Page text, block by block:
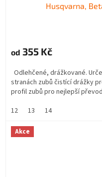
Husqvarna,
od 355 Kč
Odlehčené, drážkované.
stranách zubů čistící drážky
profil zubů pro nejlepší
12
13 14
Akce